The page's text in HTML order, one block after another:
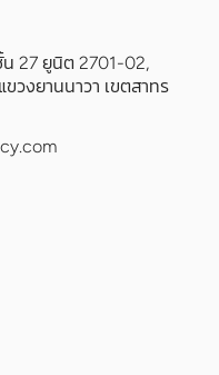
น 27 ยูนิต 2701-02,
วงยานนาวา เขตสาทร